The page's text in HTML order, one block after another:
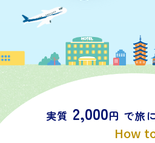
実質 2,000円 で旅
How